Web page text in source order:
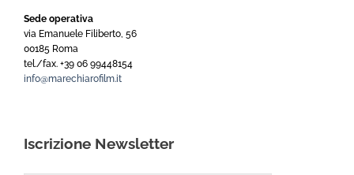
Sede operativa
via Emanuele Filiberto, 56
00185 Roma
tel./fax. +39 06 99448154
info@marechiarofilm.it
Iscrizione Newsletter